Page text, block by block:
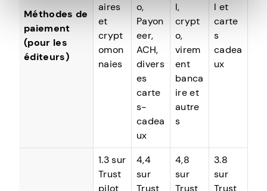
Méthodes de
paiement
(pour les
éditeurs)
aires
et
crypt
omon
naies
o,
Payon
eer,
ACH,
divers
es
carte
s-
cadea
ux
l,
crypt
o,
virem
ent
banca
ire et
autre
s
l et
carte
s
cadea
ux
1.3 sur
Trust
4,4
sur
4,8
sur
3.8
sur